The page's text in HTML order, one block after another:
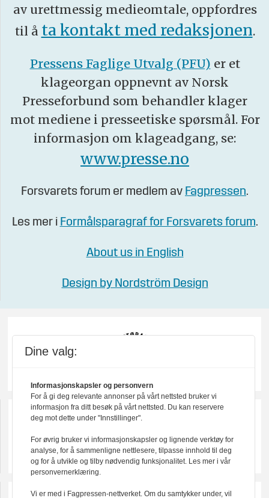
av urettmessig medieomtale, oppfordres
til å ta kontakt med redaksjonen.
Pressens Faglige Utvalg (PFU) er et
klageorgan oppnevnt av Norsk
Presseforbund som behandler klager
mot mediene i presseetiske spørsmål. For
informasjon om klageadgang, se:
www.presse.no
Forsvarets forum er medlem av Fagpressen.
Les mer i Formålsparagraf for Forsvarets forum.
About us in English
Design by Nordström Design
Dine valg:
Informasjonskapsler og personvern
For å gi deg relevante annonser på vårt nettsted bruker vi
informasjon fra ditt besøk på vårt nettsted. Du kan reservere
deg mot dette under "Innstillinger".
For øvrig bruker vi informasjonskapsler og lignende verktøy for
analyse, for å sammenligne nettlesere, tilpasse innhold til deg
og for å utvikle og tilby nødvendig funksjonalitet. Les mer i vår
personvernerklæring.
Vi er med i Fagpressen-nettverket. Om du samtykker under, vil